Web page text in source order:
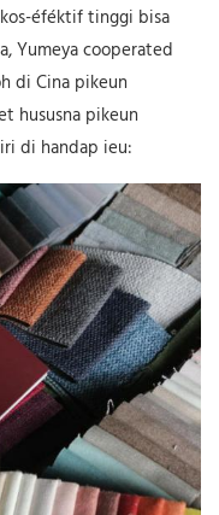
éféktif tinggi bisa
Yumeya cooperated
di Cina pikeun
hususna pikeun
di handap ieu: